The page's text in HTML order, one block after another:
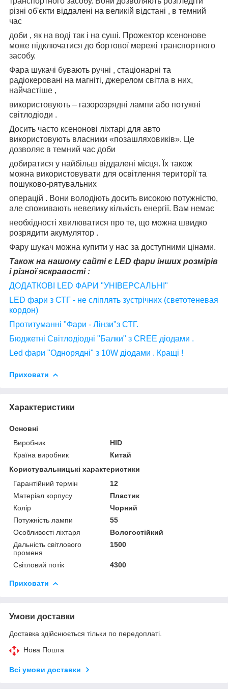
різні об'єкти віддалені на великій відстані , в темний
час
доби , як на воді так і на суші. Прожектор ксенонове
може підключатися до бортової мережі транспортного
засобу.
Фара шукачі бувають ручні , стаціонарні та
радіокеровані на магніті, джерелом світла в них,
найчастіше ,
використовують – газорозрядні лампи або потужні
світлодіоди .
Досить часто ксенонові ліхтарі для авто
використовують власники «позашляховиків». Це
дозволяє в темний час доби
добиратися у найбільш віддалені місця. Їх також
можна використовувати для освітлення території та
пошуково-рятувальних
операцій . Вони володіють досить високою потужністю,
але споживають невелику кількість енергії. Вам немає
необхідності хвилюватися про те, що можна швидко
розрядити акумулятор .
Фару шукач можна купити у нас за доступними цінами.
Також на нашому сайті є LED фари інших розмірів
і різної яскравості :
ДОДАТКОВІ LED ФАРИ "УНІВЕРСАЛЬНІ"
LED фари з СТГ - не сліплять зустрічних (светотеневая
кордон)
Протитуманні "Фари - Лінзи"з СТГ.
Бюджетні Світлодіодні "Балки" з CREE діодами .
Led фари "Однорядні" з 10W діодами . Кращі !
Приховати
Характеристики
Основні
Виробник
HID
Країна виробник
Китай
Користувальницькі характеристики
Гарантійний термін
12
Матеріал корпусу
Пластик
Колір
Чорний
Потужність лампи
55
Особливості ліхтаря
Вологостійкий
Дальність світлового
променя
1500
Світловий потік 4300
Приховати
Умови доставки
Доставка здійснюється тільки по передоплаті.
Нова Пошта
Всі умови доставки